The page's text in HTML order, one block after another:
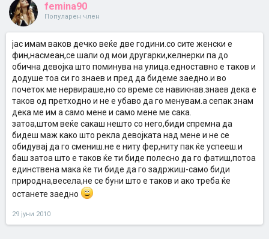
femina90
Популарен член
јас имам ваков дечко веќе две години.со сите женски е
фин,насмеан,се шали од мои другарки,келнерки па до
обична девојка што поминува на улица.едноставно е таков и
додуше тоа си го знаев и пред да бидеме заедно.и во
почеток ме нервираше,но со време се навикнав.знаев дека е
таков од претходно и не е убаво да го менувам.а сепак знам
дека ме им а само мене и само мене ме сака.
затоа,штом веќе сакаш нешто со него,биди спремна да
бидеш маж како што рекла девојката над мене и не се
обидувај да го смениш.не е ниту фер,ниту пак ќе успееш.и
баш затоа што е таков ќе ти биде полесно да го фатиш,потоа
единствена мака ќе ти биде да го задржиш-само биди
природна,весела,не се буни што е таков и ако треба ќе
останете заедно
29 јуни 2010